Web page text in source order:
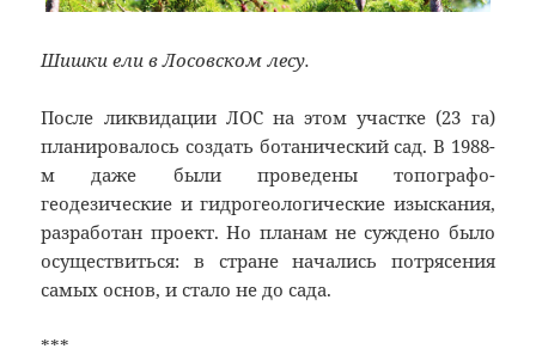
Шишки ели в Лосовском лесу.
После ликвидации ЛОС на этом участке (23 га)
планировалось создать ботанический сад. В 1988-
м даже были проведены топографо-
геодезические и гидрогеологические изыскания,
разработан проект. Но планам не суждено было
осуществиться: в стране начались потрясения
самых основ, и стало не до сада.
***